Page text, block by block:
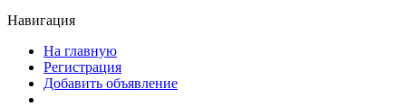
Навигация
На главную
Регистрация
Добавить объявление